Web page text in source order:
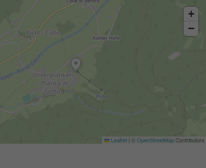
+
−
Leaflet | ©OpenStreetMapContributors